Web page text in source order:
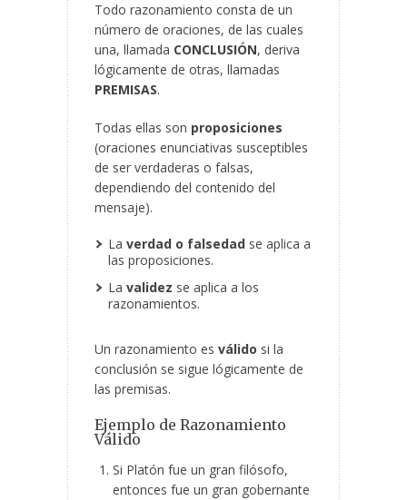
Todo razonamiento consta de un
número de oraciones, de las cuales
una, llamada CONCLUSIÓN, deriva
lógicamente de otras, llamadas
PREMISAS.
Todas ellas son proposiciones
(oraciones enunciativas susceptibles
de ser verdaderas o falsas,
dependiendo del contenido del
mensaje).
La verdad o falsedad se aplica a
las proposiciones.
La validez se aplica a los
razonamientos.
Un razonamiento es válido si la
conclusión se sigue lógicamente de
las premisas.
Ejemplo de Razonamiento
Válido
Si Platón fue un gran filósofo,
entonces fue un gran gobernante